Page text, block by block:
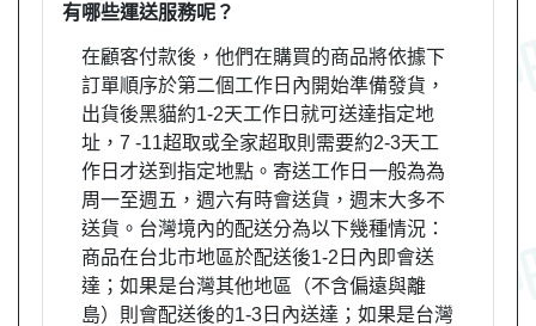
有哪些運送服務呢？
在顧客付款後，他們在購買的商品將依據下
訂單順序於第二個工作日內開始準備發貨，
出貨後黑貓約1-2天工作日就可送達指定地
址，7 -11超取或全家超取則需要約2-3天工
作日才送到指定地點。寄送工作日一般為為
周一至週五，週六有時會送貨，週末大多不
送貨。台灣境內的配送分為以下幾種情況：
商品在台北市地區於配送後1-2日內即會送
達；如果是台灣其他地區（不含偏遠與離
島）則會配送後的1-3日內送達；如果是台灣